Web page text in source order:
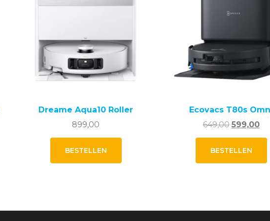
Dreame Aqua10 Roller
899,00
BESTELLEN
Ecovacs T80s
649,00
prijs
was:
649,00.
599,00
prijs
BESTELLEN